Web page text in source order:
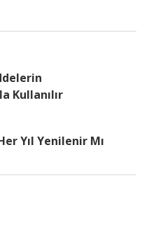
Kullanılır
Yıl Yenilenir Mı